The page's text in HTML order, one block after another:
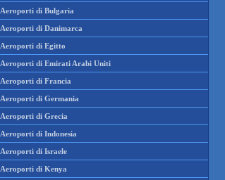
Aeroporti di Bulgaria
Aeroporti di Danimarca
Aeroporti di Egitto
Aeroporti di Emirati Arabi Uniti
Aeroporti di Francia
Aeroporti di Germania
Aeroporti di Grecia
Aeroporti di Indonesia
Aeroporti di Israele
Aeroporti di Kenya